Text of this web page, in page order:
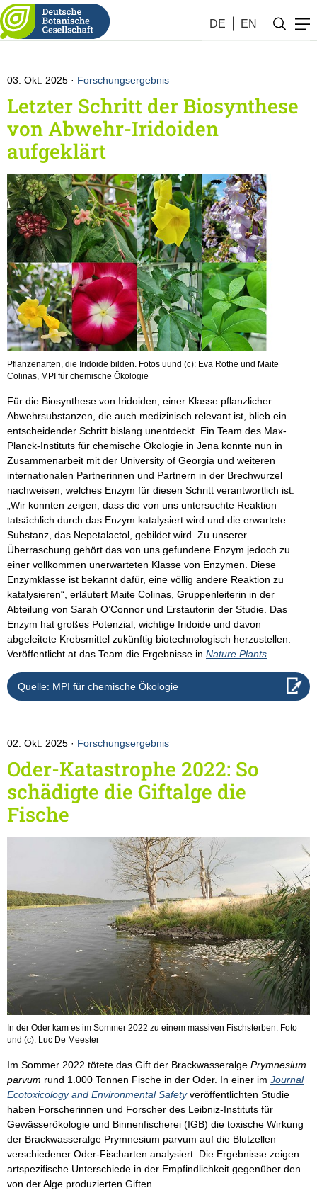
DE EN
Botanik KW #40 (2025)
03. Okt. 2025 Forschungsergebnis
Letzter Schritt der Biosynthese
von Abwehr-Iridoiden
aufgeklärt
Pflanzenarten, die Iridoide bilden. Fotos uund (c): Eva Rothe und Maite
Colinas, MPI für chemische Ökologie
Für die Biosynthese von Iridoiden, einer Klasse pflanzlicher
Abwehrsubstanzen, die auch medizinisch relevant ist, blieb ein
entscheidender Schritt bislang unentdeckt. Ein Team des Max-
Planck-Instituts für chemische Ökologie in Jena konnte nun in
Zusammenarbeit mit der University of Georgia und weiteren
internationalen Partnerinnen und Partnern in der Brechwurzel
nachweisen, welches Enzym für diesen Schritt verantwortlich ist.
„Wir konnten zeigen, dass die von uns untersuchte Reaktion
tatsächlich durch das Enzym katalysiert wird und die erwartete
Substanz, das Nepetalactol, gebildet wird. Zu unserer
Überraschung gehört das von uns gefundene Enzym jedoch zu
einer vollkommen unerwarteten Klasse von Enzymen. Diese
Enzymklasse ist bekannt dafür, eine völlig andere Reaktion zu
katalysieren“, erläutert Maite Colinas, Gruppenleiterin in der
Abteilung von Sarah O’Connor und Erstautorin der Studie. Das
Enzym hat großes Potenzial, wichtige Iridoide und davon
abgeleitete Krebsmittel zukünftig biotechnologisch herzustellen.
Veröffentlicht at das Team die Ergebnisse in Nature Plants.
Quelle: MPI für chemische Ökologie
02. Okt. 2025 Forschungsergebnis
Oder-Katastrophe 2022: So
schädigte die Giftalge die
Fische
In der Oder kam es im Sommer 2022 zu einem massiven Fischsterben. Foto
und (c): Luc De Meester
Im Sommer 2022 tötete das Gift der Brackwasseralge Prymnesium
parvum rund 1.000 Tonnen Fische in der Oder. In einer im Journal
Ecotoxicology and Environmental Safetyveröffentlichten Studie
haben Forscherinnen und Forscher des Leibniz-Instituts für
Gewässerökologie und Binnenfischerei (IGB) die toxische Wirkung
der Brackwasseralge Prymnesium parvum auf die Blutzellen
verschiedener Oder-Fischarten analysiert. Die Ergebnisse zeigen
artspezifische Unterschiede in der Empfindlichkeit gegenüber den
von der Alge produzierten Giften.